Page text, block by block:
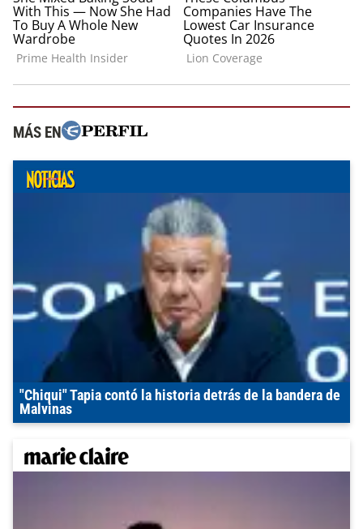
MÁS EN
"Chiqui" Tapia contó la historia detrás de la bandera de
Malvinas